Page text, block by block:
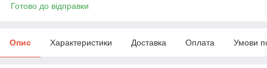
Готово до відправки
Опис Характеристики Доставка Оплата Умови